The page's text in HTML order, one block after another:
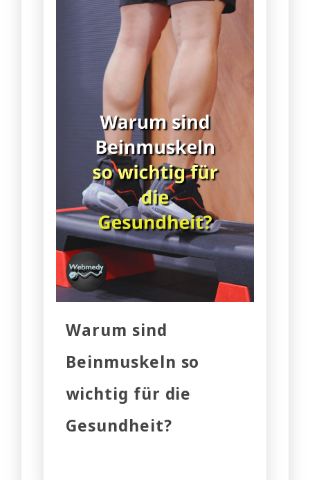
Warum sind
Beinmuskeln so
wichtig für die
Gesundheit?